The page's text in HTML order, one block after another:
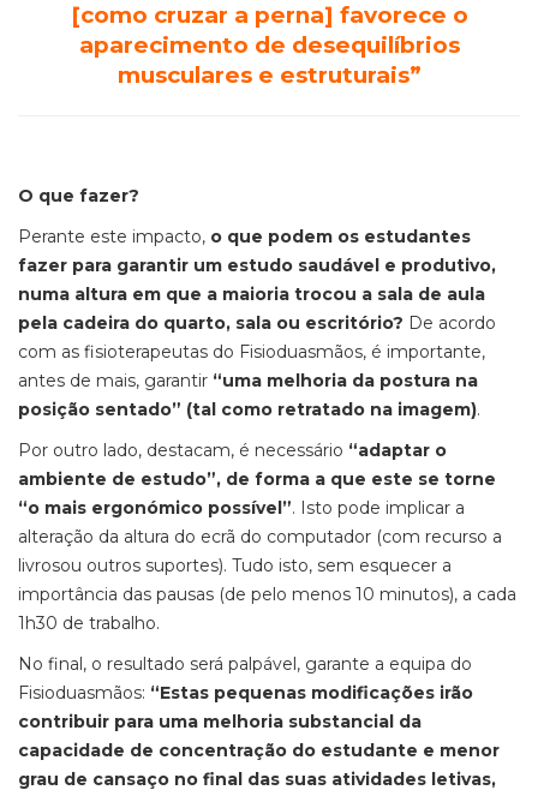
[como cruzar a perna] favorece o
aparecimento de desequilíbrios
musculares e estruturais”
O que fazer?
Perante este impacto, o que podem os estudantes
fazer para garantir um estudo saudável e produtivo,
numa altura em que a maioria trocou a sala de aula
pela cadeira do quarto, sala ou escritório? De acordo
com as fisioterapeutas do Fisioduasmãos, é importante,
antes de mais, garantir “uma melhoria da postura na
posição sentado” (tal como retratado na imagem).
Por outro lado, destacam, é necessário “adaptar o
ambiente de estudo”, de forma a que este se torne
“o mais ergonómico possível”. Isto pode implicar a
alteração da altura do ecrã do computador (com recurso a
livrosou outros suportes). Tudo isto, sem esquecer a
importância das pausas (de pelo menos 10 minutos), a cada
1h30 de trabalho.
No final, o resultado será palpável, garante a equipa do
Fisioduasmãos: “Estas pequenas modificações irão
contribuir para uma melhoria substancial da
capacidade de concentração do estudante e menor
grau de cansaço no final das suas atividades letivas,